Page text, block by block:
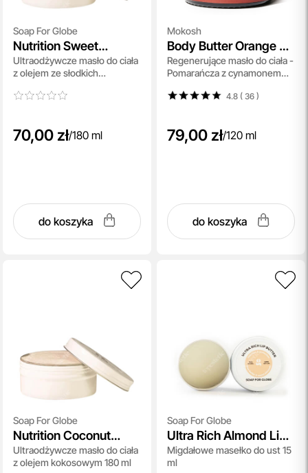
Soap For Globe
Nutrition Sweet
Almond Body Butter
Ultraodżywcze masło do ciała
z olejem ze słodkich
70,00 zł/180 ml
do koszyka
Mokosh
Body Butter Orange &
Cinnamon
Regenerujące masło do ciała -
Pomarańcza z cynamonem
4.8 ( 36)
79,00 zł/120 ml
do koszyka
Soap For Globe
Nutrition Coconut
Body Butter
Ultraodżywcze masło do ciała
z olejem kokosowym 180 ml
Soap For Globe
Ultra Rich Almond Lip
Butter
Migdałowe masełko do ust 15
ml